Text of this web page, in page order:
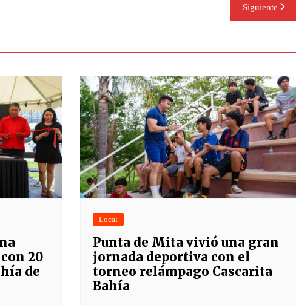
Siguiente
20
de
Local
Punta de Mita vivió una gran
jornada deportiva con el
torneo relámpago Cascarita
Bahía